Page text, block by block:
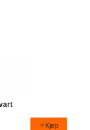
Kjøp